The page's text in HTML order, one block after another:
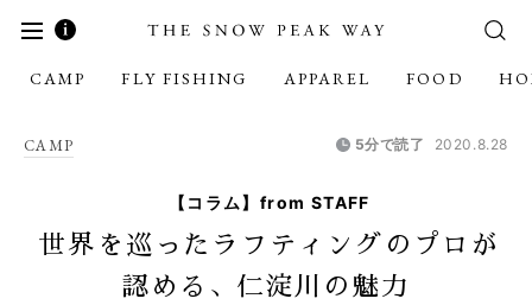
CAMP FLY FISHING APPAREL FOOD
CAMP 5分で読了 2020.8.28
【コラム】from STAFF
世界を巡ったラフティングのプロが
認める、仁淀川の魅力